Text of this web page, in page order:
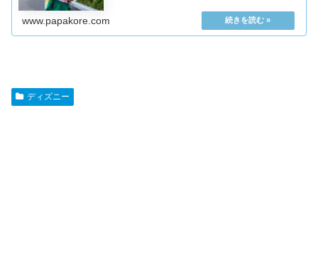
前日に準備をほとんど終えていたので
www.papakore.com
ディズニー